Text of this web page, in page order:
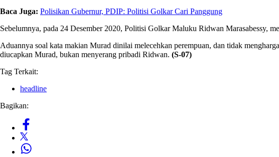
Baca Juga: Polisikan Gubernur, PDIP: Politisi Golkar Cari Panggung
Sebelumnya, pada 24 Desember 2020, Politisi Golkar Maluku Ridwan Marasabessy,
Aduannya soal kata makian Murad dinilai melecehkan perempuan, dan tidak
diucapkan Murad, bukan menyerang pribadi Ridwan. (S-07)
Tag Terkait:
headline
Bagikan: